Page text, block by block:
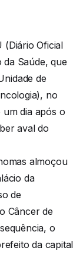
(Diário Oficial
Saúde, que
de
no
dia após o
aval do
almoçou
da
de
Câncer de
o
da capital